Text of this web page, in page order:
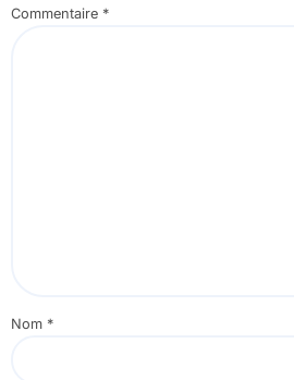
Commentaire *
Nom *